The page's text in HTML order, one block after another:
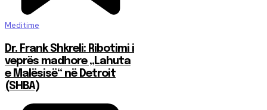
Meditime
Dr. Frank Shkreli: Ribotimi i
veprës madhore „Lahuta
e Malësisë“ në Detroit
(SHBA)